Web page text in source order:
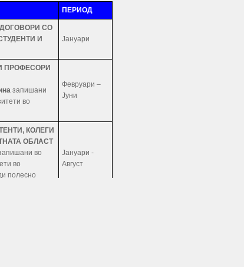
ПЕРИОД
СО
И
Јануари
ПРОФЕСОРИ
запишани
во
Февруари –
Јуни
КОЛЕГИ
ОБЛАСТ
во
во
полесно
Јануари -
Август